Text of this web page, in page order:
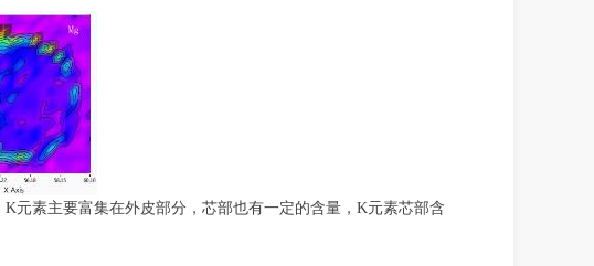
K元素主要富集在外皮部分，芯部也有一定的含量， K元素芯部含